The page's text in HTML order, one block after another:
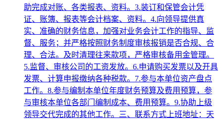
助完成对账、各类报表、资料。3.装订和保管会计凭
证、账簿、报表等会计档案、资料。4.向领导提供真
实、准确的财务信息，加强对业务会计工作的指导、监
督、服务；并严格按照财务制度审核报销是否合规、合
理、合法。及时清理往来款项，严格审核备用金管理。
5.监督、审核公司的工资发放。6.申请购买发票以及开具
发票、计算申报缴纳各种税款。7.参与本单位资产盘点
工作。8.参与编制本单位年度财务预算及费用预算，参
与审核本单位各部门编制成本、费用预算。9.协助上级
领导交代完成的其他工作。三、联系方式上班地址：天